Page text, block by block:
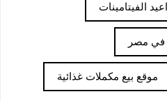
الفيتامينات
في مصر
موقع بيع مكملات غذائية